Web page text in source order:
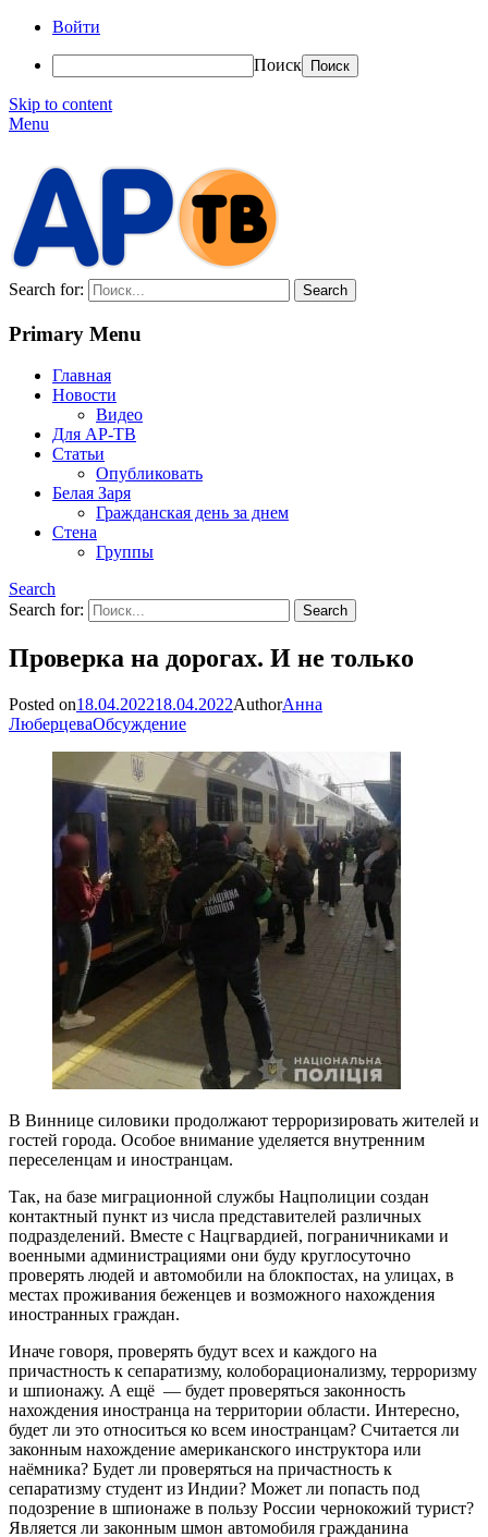
Войти
Поиск
Skip to content
Menu
Search for:
Primary Menu
Главная
Новости
Видео
Для АР-ТВ
Статьи
Опубликовать
Белая Заря
Гражданская день за днем
Стена
Группы
Search
Search for:
Проверка на дорогах. И не только
Posted on18.04.202218.04.2022AuthorАнна
ЛюберцеваОбсуждение
В Виннице силовики продолжают терроризировать жителей и
гостей города. Особое внимание уделяется внутренним
переселенцам и иностранцам.
Так, на базе миграционной службы Нацполиции создан
контактный пункт из числа представителей различных
подразделений. Вместе с Нацгвардией, пограничниками и
военными администрациями они буду круглосуточно
проверять людей и автомобили на блокпостах, на улицах, в
местах проживания беженцев и возможного нахождения
иностранных граждан.
Иначе говоря, проверять будут всех и каждого на
причастность к сепаратизму, колоборационализму, терроризму
и шпионажу. А ещё — будет проверяться законность
нахождения иностранца на территории области. Интересно,
будет ли это относиться ко всем иностранцам? Считается ли
законным нахождение американского инструктора или
наёмника? Будет ли проверяться на причастность к
сепаратизму студент из Индии? Может ли попасть под
подозрение в шпионаже в пользу России чернокожий турист?
Является ли законным шмон автомобиля гражданина